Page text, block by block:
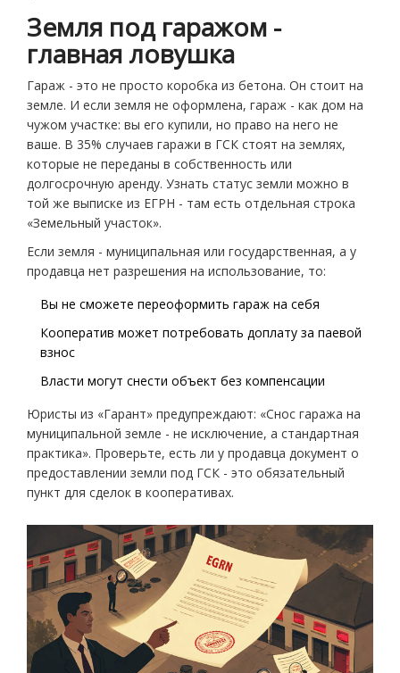
Земля под гаражом -
главная ловушка
Гараж - это не просто коробка из бетона. Он стоит на
земле. И если земля не оформлена, гараж - как дом на
чужом участке: вы его купили, но право на него не
ваше. В 35% случаев гаражи в ГСК стоят на землях,
которые не переданы в собственность или
долгосрочную аренду. Узнать статус земли можно в
той же выписке из ЕГРН - там есть отдельная строка
«Земельный участок».
Если земля - муниципальная или государственная, а у
продавца нет разрешения на использование, то:
Вы не сможете переоформить гараж на себя
Кооператив может потребовать доплату за паевой
взнос
Власти могут снести объект без компенсации
Юристы из «Гарант» предупреждают: «Снос гаража на
муниципальной земле - не исключение, а стандартная
практика». Проверьте, есть ли у продавца документ о
предоставлении земли под ГСК - это обязательный
пункт для сделок в кооперативах.